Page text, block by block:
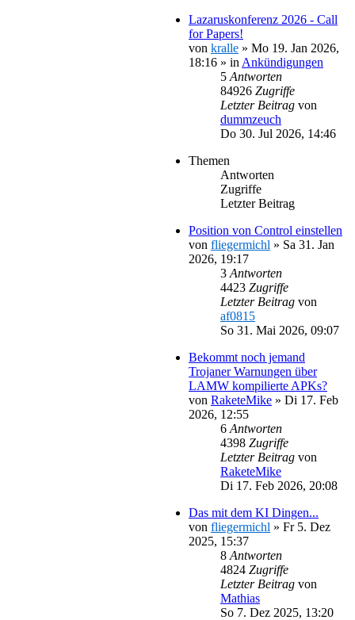
Lazaruskonferenz 2026 - Call
for Papers!
von kralle » Mo 19. Jan 2026,
18:16 » in Ankündigungen
5 Antworten
84926 Zugriffe
Letzter Beitrag von
dummzeuch
Do 30. Jul 2026, 14:46
Themen
Antworten
Zugriffe
Letzter Beitrag
Position von Control einstellen
von fliegermichl » Sa 31. Jan
2026, 19:17
3 Antworten
4423 Zugriffe
Letzter Beitrag von
af0815
So 31. Mai 2026, 09:07
Bekommt noch jemand
Trojaner Warnungen über
LAMW kompilierte APKs?
von RaketeMike » Di 17. Feb
2026, 12:55
6 Antworten
4398 Zugriffe
Letzter Beitrag von
RaketeMike
Di 17. Feb 2026, 20:08
Das mit dem KI Dingen...
von fliegermichl » Fr 5. Dez
2025, 15:37
8 Antworten
4824 Zugriffe
Letzter Beitrag von
Mathias
So 7. Dez 2025, 13:20